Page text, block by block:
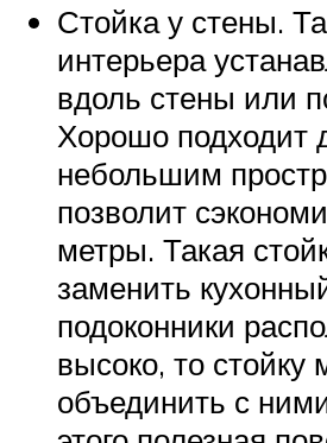
Стойка у стены.
интерьера
вдоль стены или
Хорошо подходит
небольшим
позволит
метры. Такая
заменить
подоконники
высоко, то стойку
объединить с